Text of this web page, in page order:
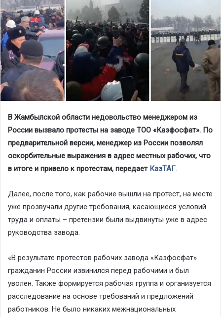
В Жамбылской области недовольство менеджером из
России вызвало протесты на заводе ТОО «Казфосфат». По
предварительной версии, менеджер из России позволял
оскорбительные выражения в адрес местных рабочих, что
в итоге и привело к протестам, передает КазТАГ.
Далее, после того, как рабочие вышли на протест, на месте
уже прозвучали другие требования, касающиеся условий
труда и оплаты – претензии были выдвинуты уже в адрес
руководства завода.
«В результате протестов рабочих завода «Казфосфат»
гражданин России извинился перед рабочими и был
уволен. Также формируется рабочая группа и организуется
расследование на основе требований и предложений
работников. Не было никаких межнациональных